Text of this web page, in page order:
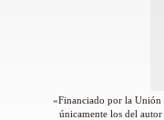
«Financiado por la Unión
únicamente los del